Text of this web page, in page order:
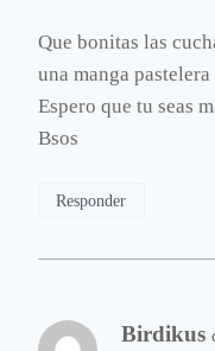
Que bonitas las
una manga
Espero que tu seas
Bsos
Responder
Birdikus